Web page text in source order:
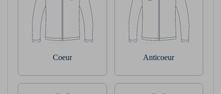
Coeur Anticoeur